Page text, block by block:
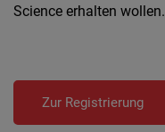
Science erhalten wollen.
Zur Registrierung